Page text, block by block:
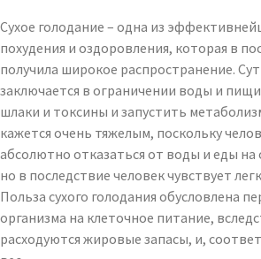
Сухое голодание – одна из
похудения и оздоровления, которая в
получила широкое распространение.
заключается в ограничении воды и
шлаки и токсины и запустить
кажется очень тяжелым, поскольку
абсолютно отказаться от воды и еды на
но в последствие человек чувствует
Польза сухого голодания обусловлена
организма на клеточное питание,
расходуются жировые запасы, и,